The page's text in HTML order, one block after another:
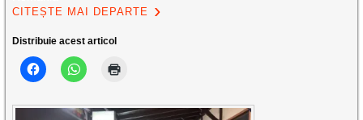
CITEȘTE MAI DEPARTE
Distribuie acest articol